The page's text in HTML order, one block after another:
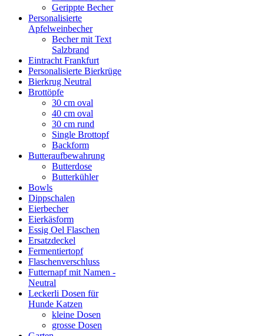
Gerippte Becher
Personalisierte
Apfelweinbecher
Becher mit Text
Salzbrand
Eintracht Frankfurt
Personalisierte Bierkrüge
Bierkrug Neutral
Brottöpfe
30 cm oval
40 cm oval
30 cm rund
Single Brottopf
Backform
Butteraufbewahrung
Butterdose
Butterkühler
Bowls
Dippschalen
Eierbecher
Eierkäsform
Essig Oel Flaschen
Ersatzdeckel
Fermentiertopf
Flaschenverschluss
Futternapf mit Namen -
Neutral
Leckerli Dosen für
Hunde Katzen
kleine Dosen
grosse Dosen